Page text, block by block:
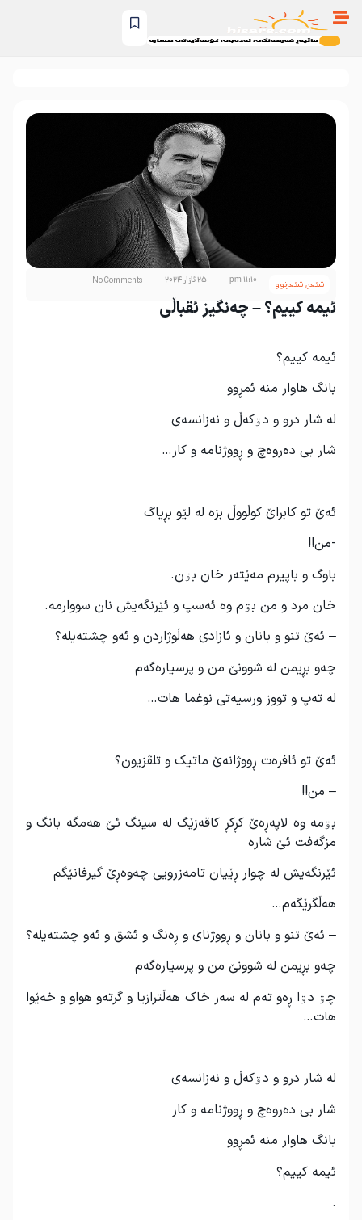
شێعر,شێعرنوو 11:10 pm 25 ئازار 2024 No Comments
ئیمە کییم؟ – چەنگیز ئقباڵی
ئیمە کییم؟
بانگ هاوار منە ئمڕوو
لە شار درو و دۊکەڵ و نەزانسەی
شار بی دەروەچ و ڕووژنامە و کار…
ئەێ تو کابراێ کوڵووڵ بزە لە لێو بڕیاگ
-من!!
باوگ و باپیرم مەێتەر خان بۊن.
خان مرد و من بۊم وە ئەسپ و ئێرنگەیش نان سووارمە.
– ئەێ تنو و بانان و ئازادی هەڵوژاردن و ئەو چشتەیلە؟
چەو بڕیمن لە شوونێ من و پرسیارەگەم
لە تەپ و تووز ورسیەتی نوغما هات…
ئەێ تو ئافرەت ڕووژانەێ ماتیک و تلڤزیون؟
– من!!
بۊمە وە لاپەڕەێ کڕکڕ کاقەزێگ لە سینگ ئێ هەمگە بانگ و
مزگەفت ئێ شارە
ئێرنگەیش لە چوار ڕێیان تامەزرویی چەوەڕێ گیرفانێگم
هەڵگرێگەم…
– ئەێ تنو و بانان و ڕووژنای و ڕەنگ و ئشق و ئەو چشتەیلە؟
چەو بڕیمن لە شوونێ من و پرسیارەگەم
چۊ دۊا ڕەو تەم لە سەر خاک هەڵترازیا و گرتەو هواو و خەێوا
هات…
لە شار درو و دۊکەڵ و نەزانسەی
شار بی دەروەچ و ڕووژنامە و کار
بانگ هاوار منە ئمڕوو
ئیمە کییم؟
.